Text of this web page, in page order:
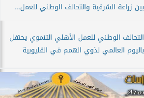
بين زراعة الشرقية والتحالف الوطني للعمل...
التحالف الوطني للعمل الأهلي التنموي يحتفل
باليوم العالمي لذوي الهمم في القليوبية